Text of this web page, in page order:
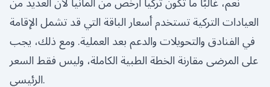
العيادات التركية تستخدم أسعار الباقة التي قد تشمل الإقامة
في الفنادق والتحويلات والدعم بعد العملية. ومع ذلك، يجب
على المرضى مقارنة الخطة الطبية الكاملة، وليس فقط السعر
الرئيسي.